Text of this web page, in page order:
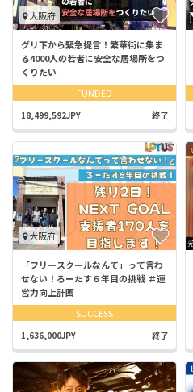
大阪府
グリ下から緊急提言！繁華街に集ま
る4000人の若者に安全な居場所をつ
くりたい
FUNDED
18,499,592JPY 終了
大阪府
「フリースクールなんて」って言わ
せない！ろーたす６年目の挑戦 ＃運
営力向上計画
SUCCESS
1,636,000JPY 終了